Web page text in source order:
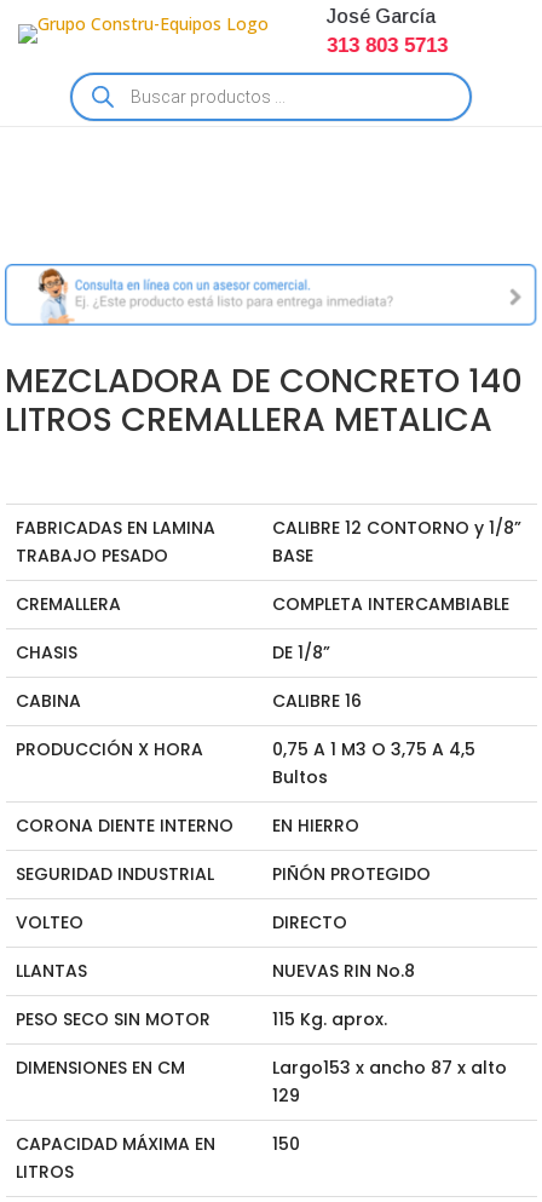
José García
313 803 5713
Búsqueda
de
productos
MEZCLADORA DE CONCRETO 140
LITROS CREMALLERA METALICA
FABRICADAS EN LAMINA
TRABAJO PESADO
CALIBRE 12 CONTORNO y 1/8”
BASE
CREMALLERA
COMPLETA INTERCAMBIABLE
CHASIS
DE 1/8”
CABINA
CALIBRE 16
PRODUCCIÓN X HORA
0,75 A 1 M3 O 3,75 A 4,5
Bultos
CORONA DIENTE INTERNO
EN HIERRO
SEGURIDAD INDUSTRIAL
PIÑÓN PROTEGIDO
VOLTEO
DIRECTO
LLANTAS
NUEVAS RIN No.8
PESO SECO SIN MOTOR
115 Kg. aprox.
DIMENSIONES EN CM
Largo153 x ancho 87 x alto
129
CAPACIDAD MÁXIMA EN
LITROS
150